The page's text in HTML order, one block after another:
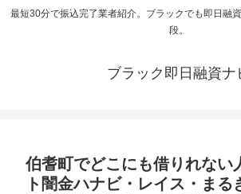
最短30分で振込完了業者紹介。ブラックでも即日融
段。
ブラック即日融資ナ
伯耆町でどこにも借りれない
ト闇金ハナビ・レイス・まる